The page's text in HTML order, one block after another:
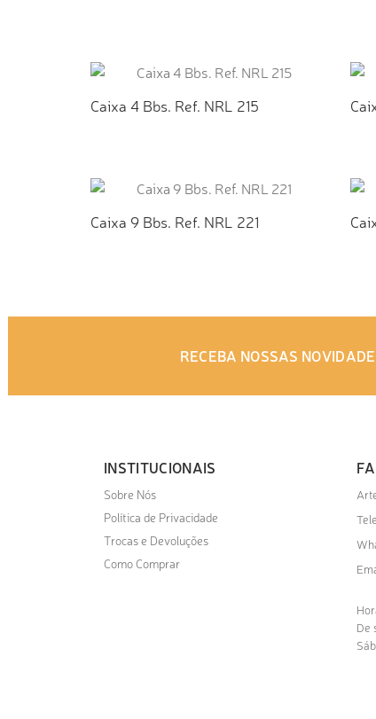
Caixa 4 Bbs. Ref. NRL 215
Caixa 9 Bbs. Ref. NRL 221
RECEBA NOSSAS
INSTITUCIONAIS
Sobre Nós
Política de Privacidade
Trocas e Devoluções
Como Comprar
De